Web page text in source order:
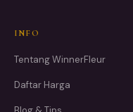
INFO
Tentang WinnerFleur
Daftar Harga